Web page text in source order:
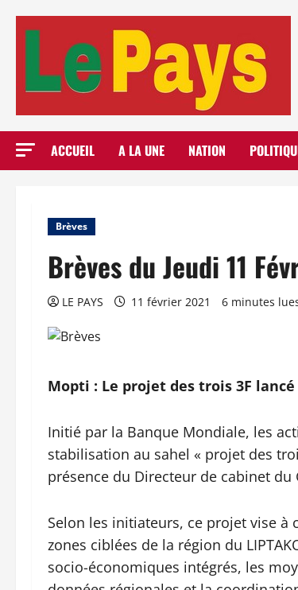
ACCUEIL A LA UNE NATION
Brèves
Brèves du Jeudi 11
LE PAYS 11 février 2021 6 minutes
Mopti : Le projet des trois 3F lancé
Initié par la Banque Mondiale, les
stabilisation au sahel « projet des
présence du Directeur de cabinet du
Selon les initiateurs, ce projet vise
zones ciblées de la région du
socio-économiques intégrés, les